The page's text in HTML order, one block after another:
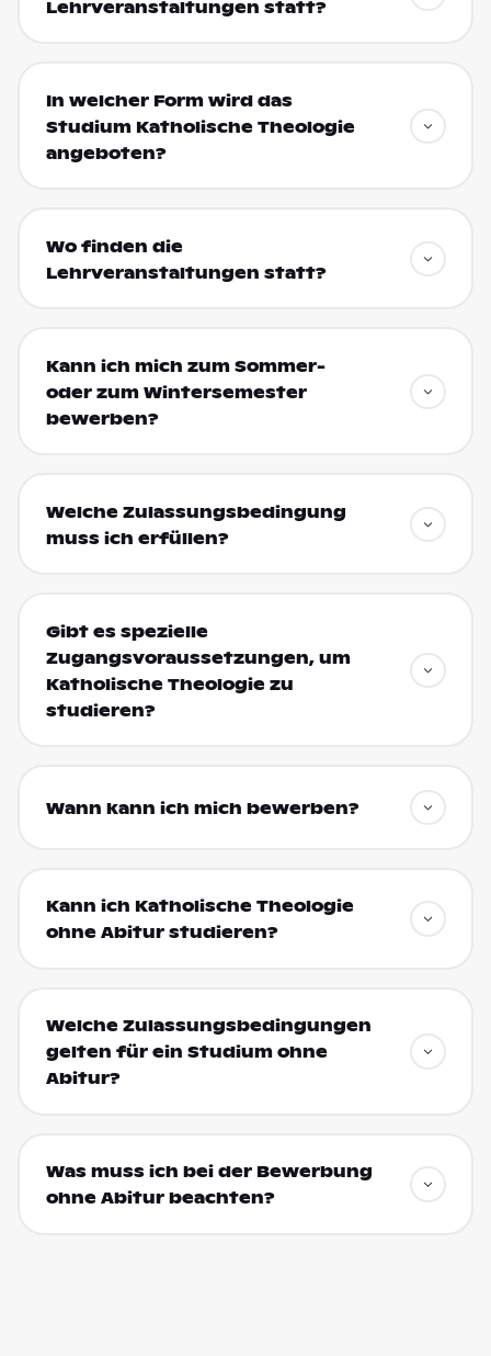
Lehrveranstaltungen statt?
In welcher Form wird das
Studium Katholische Theologie
angeboten?
Wo finden die
Lehrveranstaltungen statt?
Kann ich mich zum Sommer-
oder zum Wintersemester
bewerben?
Welche Zulassungsbedingung
muss ich erfüllen?
Gibt es spezielle
Zugangsvoraussetzungen, um
Katholische Theologie zu
studieren?
Wann kann ich mich bewerben?
Kann ich Katholische Theologie
ohne Abitur studieren?
Welche Zulassungsbedingungen
gelten für ein Studium ohne
Abitur?
Was muss ich bei der Bewerbung
ohne Abitur beachten?